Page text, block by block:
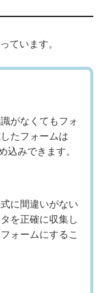
ています。
がなくてもフォ
たフォームは
込みできます。
に間違いがない
を正確に収集し
ォームにするこ